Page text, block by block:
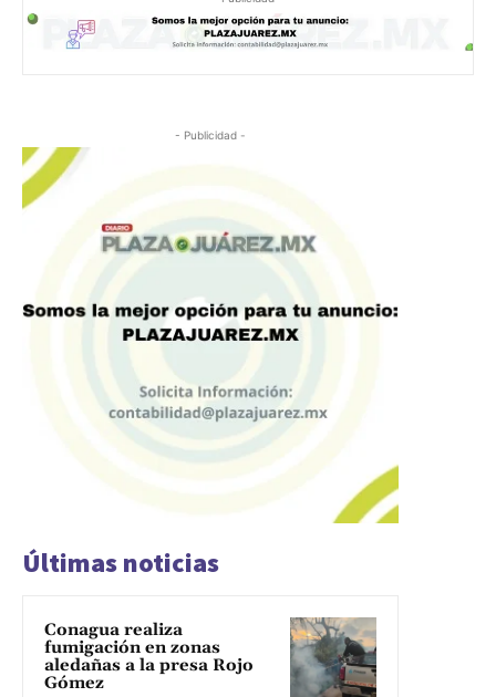
- Publicidad -
Últimas noticias
Conagua realiza
fumigación en zonas
aledañas a la presa Rojo
Gómez